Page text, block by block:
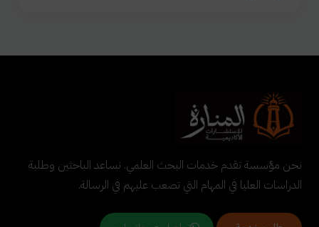
نحن مؤسسة تقدم خدمات البحث العلمي. نساعد الباحثين وطلبة
الدراسات العليا في المهام التي تصعب عليهم في الرسالة.